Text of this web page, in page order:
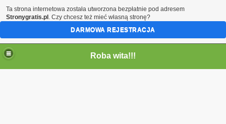
Roba wita!!!
Ta strona internetowa została utworzona bezpłatnie pod adresem
Stronygratis.pl . Czy chcesz też mieć własną stronę?
DARMOWA REJESTRACJA